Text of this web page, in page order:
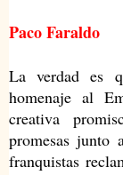
Paco Faraldo
La verdad es
homenaje al
creativa
promesas junto
franquistas